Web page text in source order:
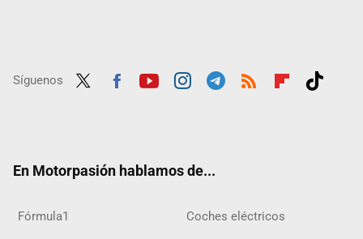
Síguenos
En Motorpasión hablamos de...
Fórmula1 Coches eléctricos